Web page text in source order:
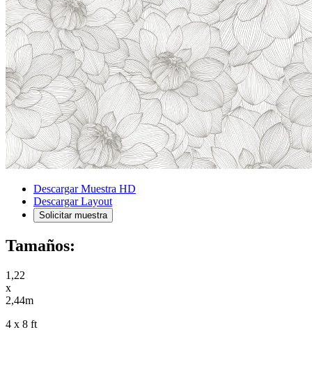
Descargar Muestra HD
Descargar Layout
Solicitar muestra
Tamaños:
1,22
x
2,44m
4 x 8 ft